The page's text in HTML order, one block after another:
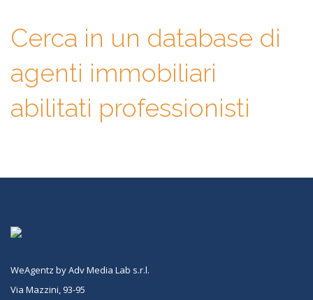
Cerca in un database di
agenti immobiliari
abilitati professionisti
WeAgentz by Adv Media Lab s.r.l.
Via Mazzini, 93-95